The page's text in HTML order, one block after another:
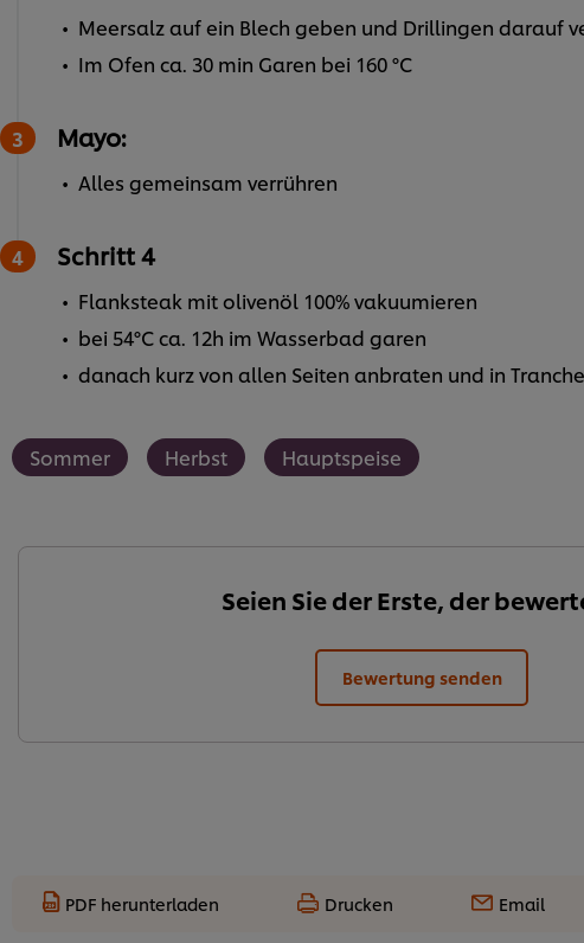
Meersalz auf ein Blech geben und Drillingen darauf
Im Ofen ca. 30 min Garen bei 160 °C
Mayo:
Alles gemeinsam verrühren
Schritt 4
Flanksteak mit olivenöl 100% vakuumieren
bei 54°C ca. 12h im Wasserbad garen
danach kurz von allen Seiten anbraten und in
Sommer Herbst Hauptspeise
Seien Sie der Erste, der
Bewertung senden
PDF herunterladen Drucken Email